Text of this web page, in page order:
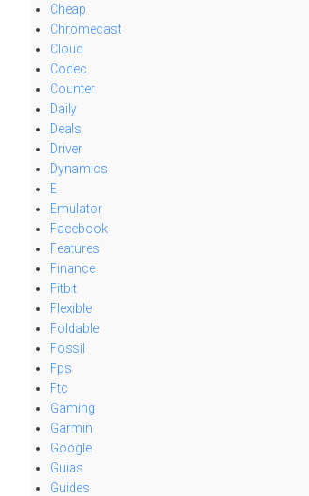
Cheap
Chromecast
Cloud
Codec
Counter
Daily
Deals
Driver
Dynamics
E
Emulator
Facebook
Features
Finance
Fitbit
Flexible
Foldable
Fossil
Fps
Ftc
Gaming
Garmin
Google
Guias
Guides